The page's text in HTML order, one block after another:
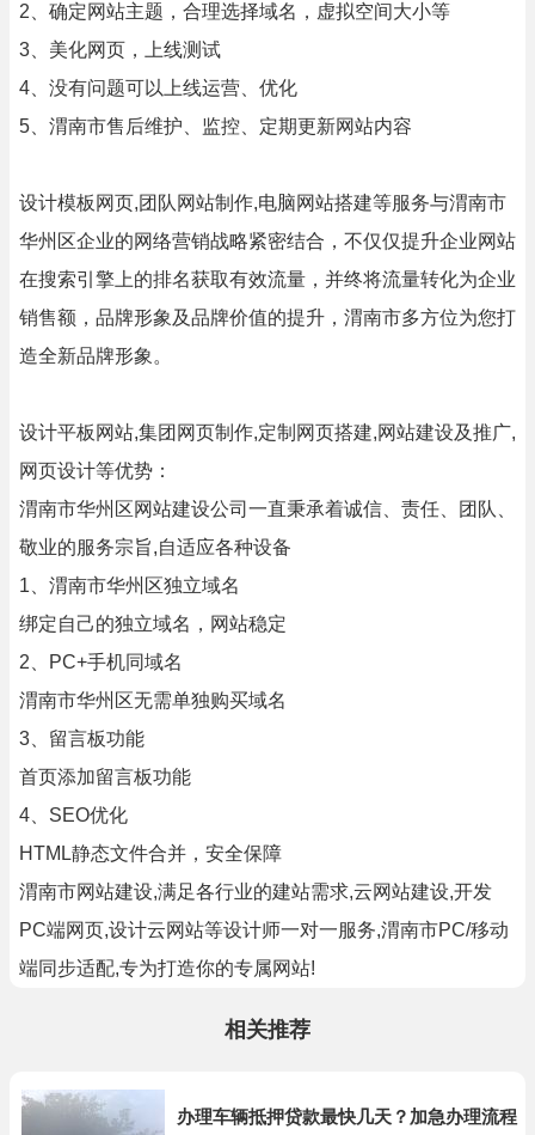
2、确定网站主题，合理选择域名，虚拟空间大小等
3、美化网页，上线测试
4、没有问题可以上线运营、优化
5、渭南市售后维护、监控、定期更新网站内容
设计模板网页,团队网站制作,电脑网站搭建等服务与渭南市
华州区企业的网络营销战略紧密结合，不仅仅提升企业网站
在搜索引擎上的排名获取有效流量，并终将流量转化为企业
销售额，品牌形象及品牌价值的提升，渭南市多方位为您打
造全新品牌形象。
设计平板网站,集团网页制作,定制网页搭建,网站建设及推广,
网页设计等优势：
渭南市华州区网站建设公司一直秉承着诚信、责任、团队、
敬业的服务宗旨,自适应各种设备
1、渭南市华州区独立域名
绑定自己的独立域名，网站稳定
2、PC+手机同域名
渭南市华州区无需单独购买域名
3、留言板功能
首页添加留言板功能
4、SEO优化
HTML静态文件合并，安全保障
渭南市网站建设,满足各行业的建站需求,云网站建设,开发
PC端网页,设计云网站等设计师一对一服务,渭南市PC/移动
端同步适配,专为打造你的专属网站!
相关推荐
办理车辆抵押贷款最快几天？加急办理流程